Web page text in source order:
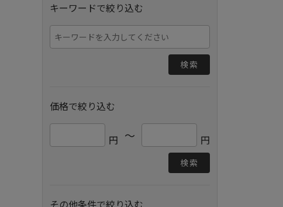
キーワードで絞り込む
検索
価格で絞り込む
円 ～ 円
検索
その他条件で絞り込む